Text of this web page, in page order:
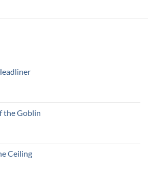
the Goblin
Ceiling